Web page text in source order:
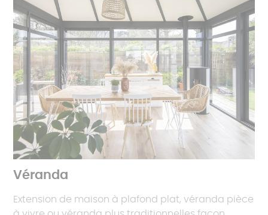
Véranda
Extension de maison à plafond plat, véranda pièce